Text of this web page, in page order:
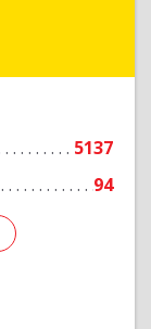
5137
94